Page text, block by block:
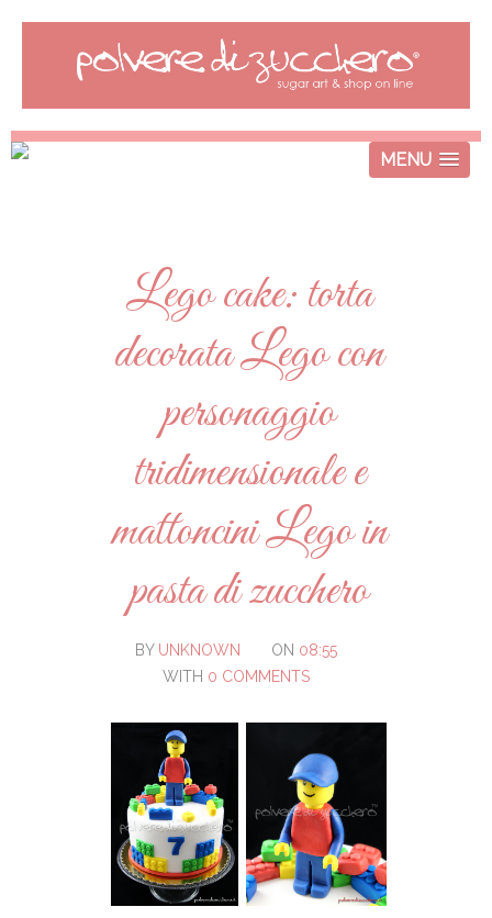
MENU
Lego cake: torta
decorata Lego con
personaggio
tridimensionale e
mattoncini Lego in
pasta di zucchero
BY UNKNOWN ON 08:55
WITH 0 COMMENTS